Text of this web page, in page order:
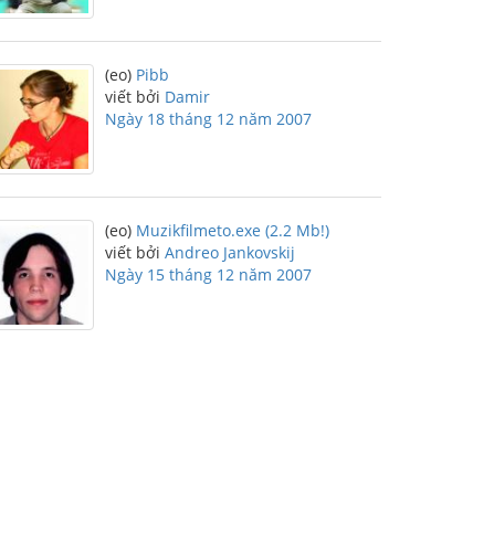
(eo) Pibb
viết bởi Damir
Ngày 18 tháng 12 năm 2007
(eo) Muzikfilmeto.exe (2.2 Mb!)
viết bởi Andreo Jankovskij
Ngày 15 tháng 12 năm 2007